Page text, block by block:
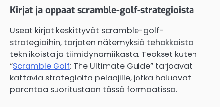
Kirjat ja oppaat scramble-golf-strategioista
Useat kirjat keskittyvät scramble-golf-
strategioihin, tarjoten näkemyksiä tehokkaista
tekniikoista ja tiimidynamiikasta. Teokset kuten
“Scramble Golf: The Ultimate Guide” tarjoavat
kattavia strategioita pelaajille, jotka haluavat
parantaa suoritustaan tässä formaatissa.